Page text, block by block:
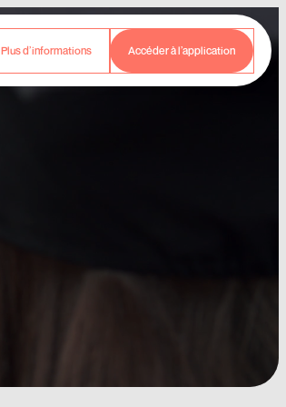
Plus d’informations Accéder à l’application